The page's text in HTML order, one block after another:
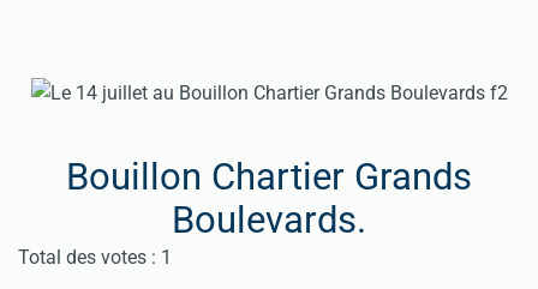
Bouillon Chartier Grands
Boulevards.
Vote utilisateur:4/
Total des votes : 1